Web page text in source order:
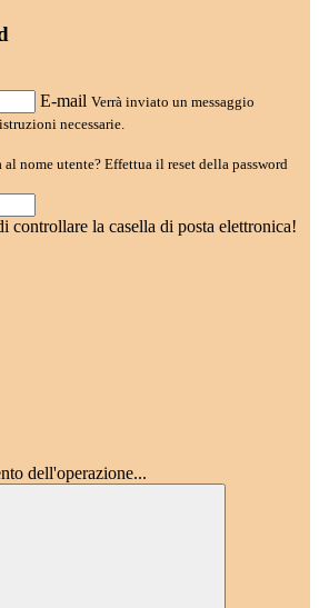
E-mail Verrà inviato un messaggio
necessarie.
nome utente? Effettua il reset della password
controllare la casella di posta elettronica!
dell'operazione...